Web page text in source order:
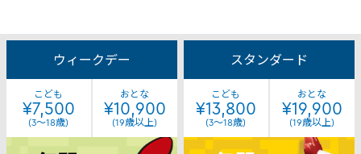
年
パ
ー
ウィークデー
こども
¥7,500
(3～18歳)
おとな
¥10,900
(19歳以上)
スタンダード
こども
¥13,800
(3～18歳)
おとな
¥19,900
(19歳以上)